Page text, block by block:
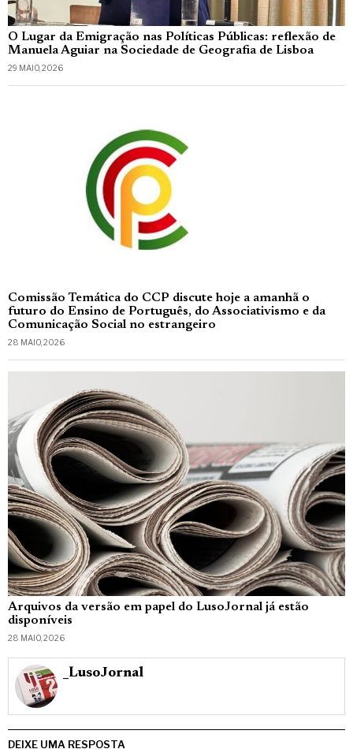
O Lugar da Emigração nas Políticas Públicas: reflexão de
Manuela Aguiar na Sociedade de Geografia de Lisboa
29 MAIO, 2026
Comissão Temática do CCP discute hoje a amanhã o
futuro do Ensino de Português, do Associativismo e da
Comunicação Social no estrangeiro
28 MAIO, 2026
Arquivos da versão em papel do LusoJornal já estão
disponíveis
28 MAIO, 2026
_LusoJornal
DEIXE UMA RESPOSTA